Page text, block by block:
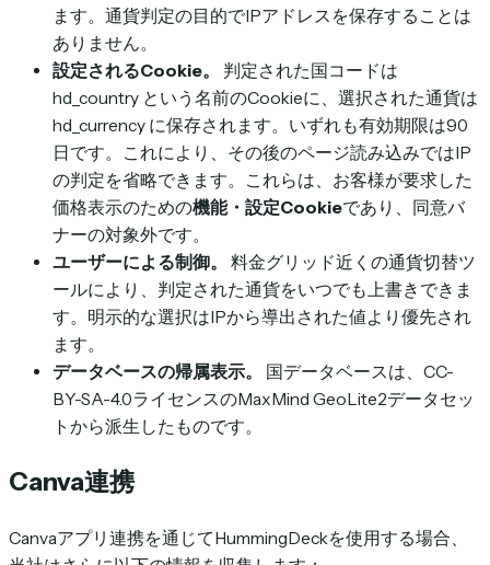
ます。通貨判定の目的でIPアドレスを保存することは
ありません。
設定されるCookie。
判定された国コードは
hd_country という名前のCookieに、選択された通貨は
hd_currency に保存されます。いずれも有効期限は90
日です。これにより、その後のページ読み込みではIP
の判定を省略できます。これらは、お客様が要求した
価格表示のための機能・設定Cookieであり、同意バ
ナーの対象外です。
ユーザーによる制御。
料金グリッド近くの通貨切替ツ
ールにより、判定された通貨をいつでも上書きできま
す。明示的な選択はIPから導出された値より優先され
ます。
データベースの帰属表示。
国データベースは、CC-
BY-SA-4.0ライセンスのMaxMind GeoLite2データセッ
トから派生したものです。
Canva連携
Canvaアプリ連携を通じてHummingDeckを使用する場合、